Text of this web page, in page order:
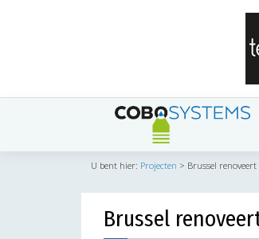
U bent hier: Projecten > Brussel
Brussel